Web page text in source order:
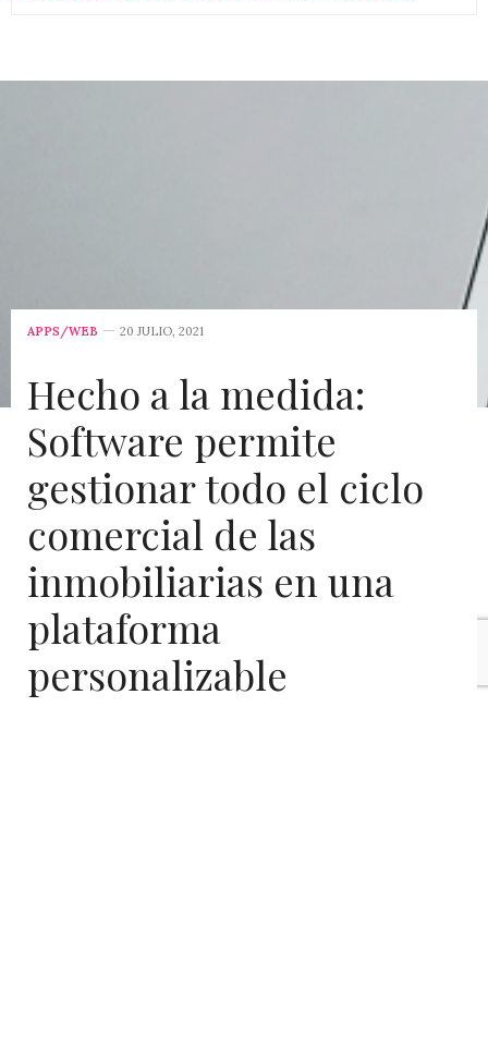
APPS/WEB 20 JULIO, 2021
Hecho a la medida:
Software permite
gestionar todo el ciclo
comercial de las
inmobiliarias en una
plataforma
personalizable